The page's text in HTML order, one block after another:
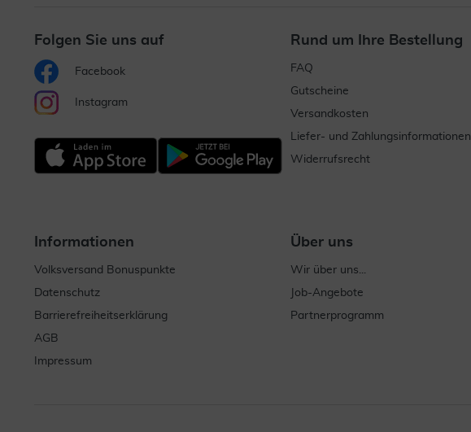
Folgen Sie uns auf
Facebook
Instagram
Rund um Ihre Bestellung
FAQ
Gutscheine
Versandkosten
Liefer- und Zahlungsinformationen
Widerrufsrecht
Informationen
Volksversand Bonuspunkte
Datenschutz
Barrierefreiheitserklärung
AGB
Impressum
Über uns
Wir über uns...
Job-Angebote
Partnerprogramm